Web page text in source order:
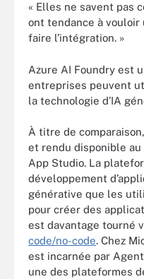
« Elles ne savent pas
ont tendance à
faire l’intégration. »
Azure AI Foundry est
entreprises peuvent
la technologie d’IA
À titre de
et rendu disponible au
App Studio. La
développement
générative que les
pour créer des
est davantage tourné
code/no-code. Chez
est incarnée par
une des plateformes